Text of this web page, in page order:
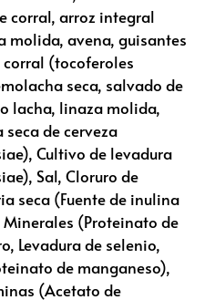
corral, arroz integral
molida, avena, guisantes
corral (tocoferoles
seca, salvado de
lacha, linaza molida,
de cerveza
Cultivo de levadura
Sal, Cloruro de
seca (Fuente de inulina
(Proteinato de
Levadura de selenio,
de manganeso),
(Acetato de